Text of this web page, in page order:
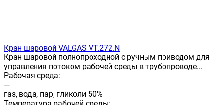
Кран шаровой VALGAS VT.272.N
Кран шаровой полнопроходной с ручным приводом для
управления потоком рабочей среды в трубопроводе...
Рабочая среда:
—
газ, вода, пар, гликоли 50%